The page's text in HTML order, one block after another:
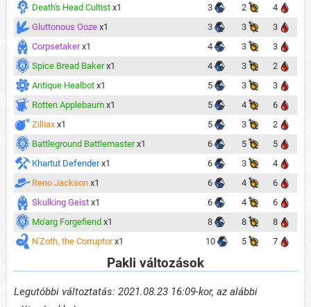
Death's Head Cultist x1 3 2
4
Gluttonous Ooze x1 3 3
3
Corpsetaker x1 4 3
3
Spice Bread Baker x1 4 3
2
Antique Healbot x1 5 3
3
Rotten Applebaum x1 5 4
6
Zilliax x1 5 3
2
Battleground Battlemaster x1 6 5
5
Khartut Defender x1 6 3
4
Reno Jackson x1 6 4
6
Skulking Geist x1 6 4
6
Mo'arg Forgefiend x1 8 8
8
N'Zoth, the Corruptor x1 10 5 7
Pakli változások
Legutóbbi változtatás: 2021.08.23 16:09-kor, az alábbi